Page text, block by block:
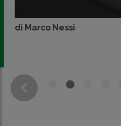
di Marco Nessi